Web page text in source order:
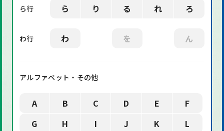
ら行 ら り る れ ろ
わ行 わ を ん
アルファベット・その他
A B C D E
F
G
H I J K
L